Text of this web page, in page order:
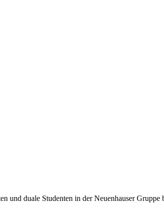
und duale Studenten in der Neuenhauser Gruppe